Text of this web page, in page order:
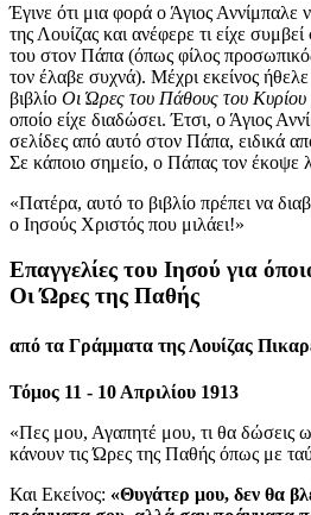
Έγινε ότι μια φορά ο Άγιος Αννίμπαλε
της Λουίζας και ανέφερε τι είχε
του στον Πάπα (όπως φίλος
τον έλαβε συχνά). Μέχρι εκείνος
βιβλίο Οι Ώρες του Πάθους του Κυρίου
οποίο είχε διαδώσει. Έτσι, ο Άγιος
σελίδες από αυτό στον Πάπα, ειδικά
Σε κάποιο σημείο, ο Πάπας τον έκοψε
«Πατέρα, αυτό το βιβλίο πρέπει να
ο Ιησούς Χριστός που μιλάει!»
Επαγγελίες του Ιησού για
Οι Ώρες της Παθής
από τα Γράμματα της Λουίζας
Τόμος 11 - 10 Απριλίου 1913
«Πες μου, Αγαπητέ μου, τι θα δώσεις
κάνουν τις Ώρες της Παθής όπως με
Και Εκείνος: «Θυγάτερ μου, δεν θα